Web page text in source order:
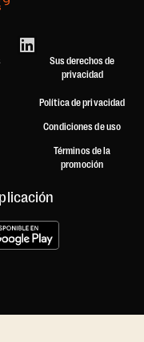
Sus derechos de
privacidad
Política de privacidad
Condiciones de uso
Términos de la
promoción